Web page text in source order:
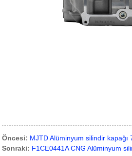
Öncesi: MJTD Alüminyum silindir kapağı
Sonraki: F1CE0441A CNG Alüminyum